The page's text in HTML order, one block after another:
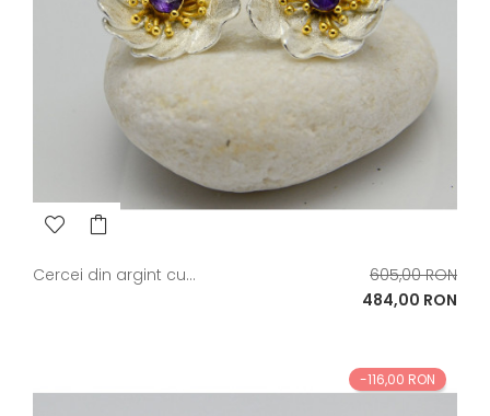
Cercei din argint cu...
Pret
de
605,00 RON
Pret
484,00 RON
-116,00 RON